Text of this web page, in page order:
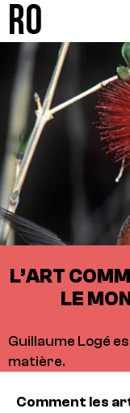
R0
L’ART
LE
Guillaume Logé
matière.
Comment les